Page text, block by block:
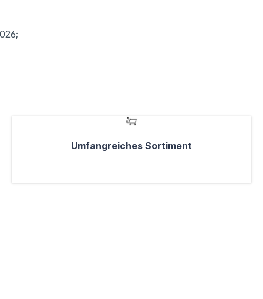
Umfangreiches Sortiment